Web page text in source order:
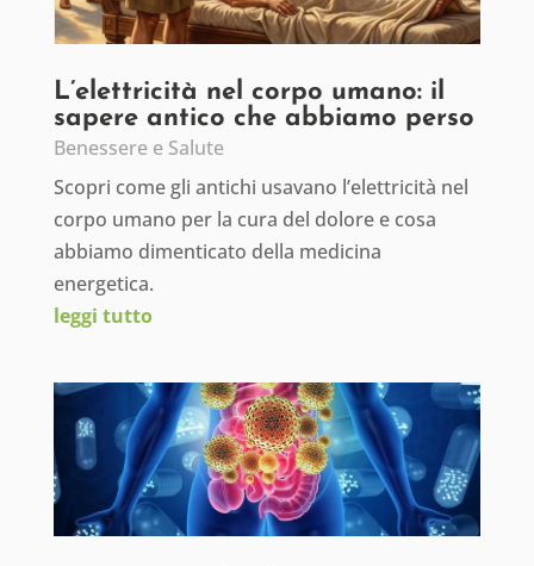
L’elettricità nel corpo umano: il
sapere antico che abbiamo perso
Benessere e Salute
Scopri come gli antichi usavano l’elettricità nel
corpo umano per la cura del dolore e cosa
abbiamo dimenticato della medicina
energetica.
leggi tutto